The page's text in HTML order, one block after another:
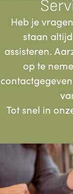
Heb je
staan
assisteren.
op te
Tot snel in